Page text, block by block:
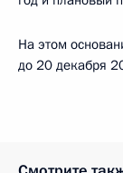
На этом
до 20 декабря